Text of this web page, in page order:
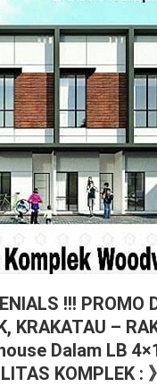
!!! PROMO
KRAKATAU –
Dalam LB
KOMPLEK